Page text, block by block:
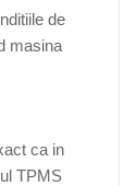
de
masina
ca in
TPMS